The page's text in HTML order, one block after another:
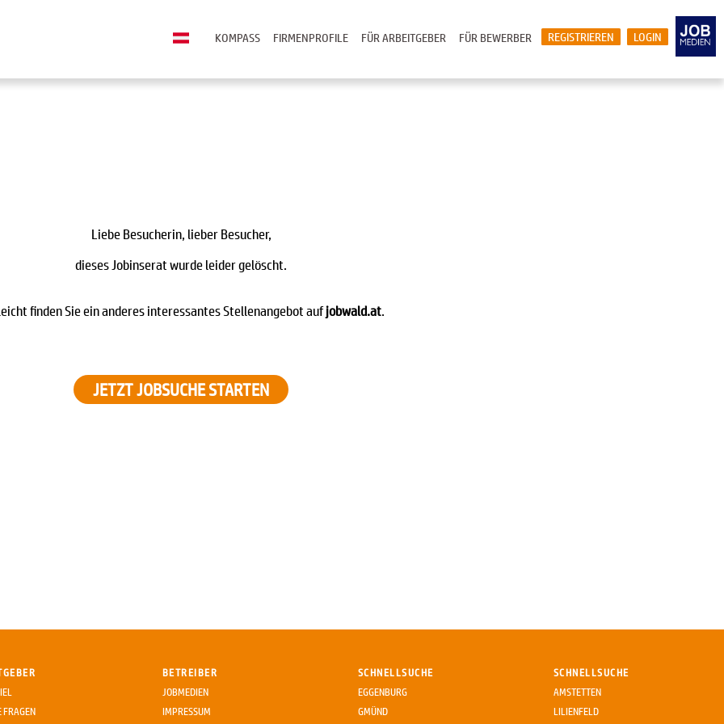
LOGIN
REGISTRIEREN
FÜR BEWERBER
FÜR ARBEITGEBER
FIRMENPROFILE
KOMPASS
Liebe Besucherin, lieber Besucher,
dieses Jobinserat wurde leider gelöscht.
finden Sie ein anderes interessantes Stellenangebot aufjobwald.at
JETZT JOBSUCHE STARTEN
FRAGEN
BETREIBER
JOBMEDIEN
IMPRESSUM
SCHNELLSUCHE
EGGENBURG
GMÜND
SCHNELLSUCHE
AMSTETTEN
LILIENFELD